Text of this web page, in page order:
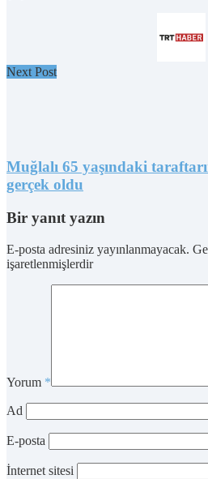
Next Post
Muğlalı 65 yaşındaki
gerçek oldu
Bir yanıt yazın
E-posta adresiniz yayınlanmayacak.
işaretlenmişlerdir
Yorum *
Ad
E-posta
İnternet sitesi